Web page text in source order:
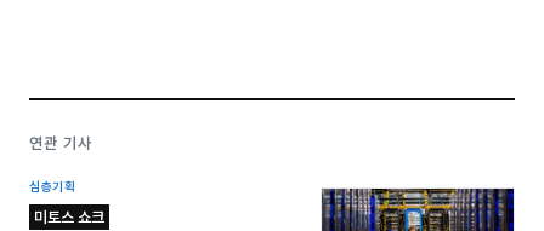
연관 기사
심층기획
미토스 쇼크